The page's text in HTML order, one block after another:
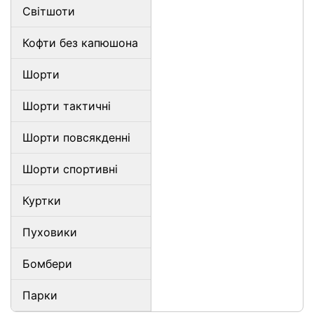
Світшоти
Кофти без капюшона
Шорти
Шорти тактичні
Шорти повсякденні
Шорти спортивні
Куртки
Пуховики
Бомбери
Парки